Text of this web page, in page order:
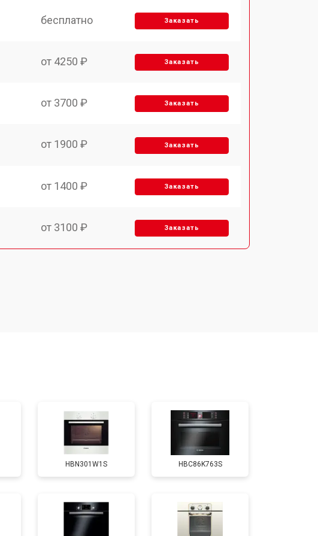
бесплатно Заказать
от 4250 ₽ Заказать
от 3700 ₽ Заказать
от 1900 ₽ Заказать
от 1400 ₽ Заказать
от 3100 ₽ Заказать
HBN301W1S HBC86K763S